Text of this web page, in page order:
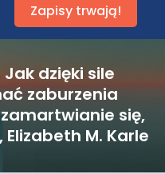
Zapisy trwają!
dzięki sile
zaburzenia
się,
M. Karle